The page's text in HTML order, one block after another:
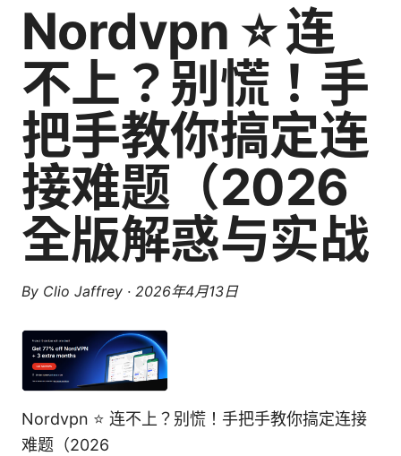
Nordvpn ⭐ 连
不上？别慌！手
把手教你搞定连
接难题（2026
全版解惑与实战
By Clio Jaffrey · 2026年4月13日
Nordvpn ⭐ 连不上？别慌！手把手教你搞定连接
难题（2026